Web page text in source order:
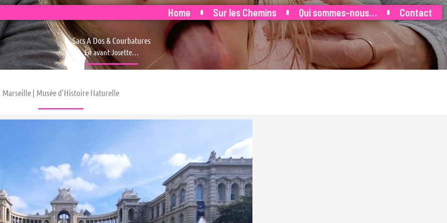
Home Sur les Chemins Qui sommes-nous… Contact
Sacs A Dos & Courbatures
En avant Josette…
Marseille | Musée d’Histoire Naturelle